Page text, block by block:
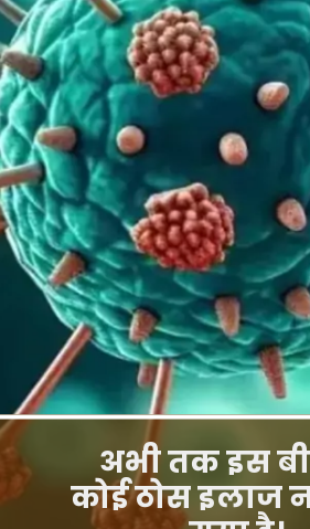
अभी तक इस
कोई ठोस इलाज